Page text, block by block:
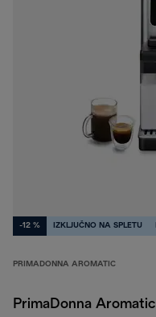
-12 % IZKLJUČNO NA SPLETU
PRIMADONNA AROMATIC
PrimaDonna Aromatic